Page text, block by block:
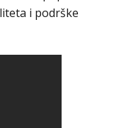
i podrške